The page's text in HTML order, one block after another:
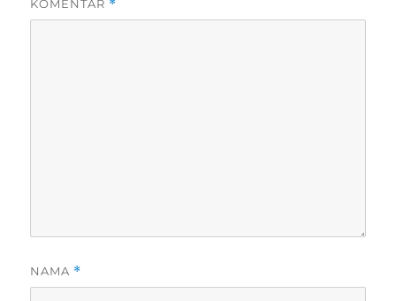
KOMENTAR *
NAMA *